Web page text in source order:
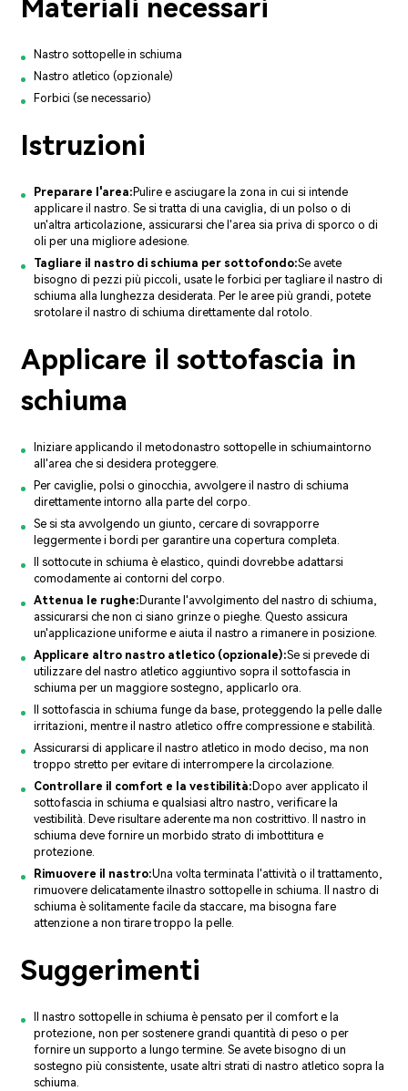
Materiali necessari
Nastro sottopelle in schiuma
Nastro atletico (opzionale)
Forbici (se necessario)
Istruzioni
Preparare l'area:Pulire e asciugare la zona in cui si intende
applicare il nastro. Se si tratta di una caviglia, di un polso o di
un'altra articolazione, assicurarsi che l'area sia priva di sporco o di
oli per una migliore adesione.
Tagliare il nastro di schiuma per sottofondo:Se avete
bisogno di pezzi più piccoli, usate le forbici per tagliare il nastro di
schiuma alla lunghezza desiderata. Per le aree più grandi, potete
srotolare il nastro di schiuma direttamente dal rotolo.
Applicare il sottofascia in
schiuma
Iniziare applicando il metodonastro sottopelle in schiumaintorno
all'area che si desidera proteggere.
Per caviglie, polsi o ginocchia, avvolgere il nastro di schiuma
direttamente intorno alla parte del corpo.
Se si sta avvolgendo un giunto, cercare di sovrapporre
leggermente i bordi per garantire una copertura completa.
Il sottocute in schiuma è elastico, quindi dovrebbe adattarsi
comodamente ai contorni del corpo.
Attenua le rughe: Durante l'avvolgimento del nastro di schiuma,
assicurarsi che non ci siano grinze o pieghe. Questo assicura
un'applicazione uniforme e aiuta il nastro a rimanere in posizione.
Applicare altro nastro atletico (opzionale):Se si prevede di
utilizzare del nastro atletico aggiuntivo sopra il sottofascia in
schiuma per un maggiore sostegno, applicarlo ora.
Il sottofascia in schiuma funge da base, proteggendo la pelle dalle
irritazioni, mentre il nastro atletico offre compressione e stabilità.
Assicurarsi di applicare il nastro atletico in modo deciso, ma non
troppo stretto per evitare di interrompere la circolazione.
Controllare il comfort e la vestibilità: Dopo aver applicato il
sottofascia in schiuma e qualsiasi altro nastro, verificare la
vestibilità. Deve risultare aderente ma non costrittivo. Il nastro in
schiuma deve fornire un morbido strato di imbottitura e
protezione.
Rimuovere il nastro:Una volta terminata l'attività o il trattamento,
rimuovere delicatamente ilnastro sottopelle in schiuma. Il nastro di
schiuma è solitamente facile da staccare, ma bisogna fare
attenzione a non tirare troppo la pelle.
Suggerimenti
Il nastro sottopelle in schiuma è pensato per il comfort e la
protezione, non per sostenere grandi quantità di peso o per
fornire un supporto a lungo termine. Se avete bisogno di un
sostegno più consistente, usate altri strati di nastro atletico sopra la
schiuma.